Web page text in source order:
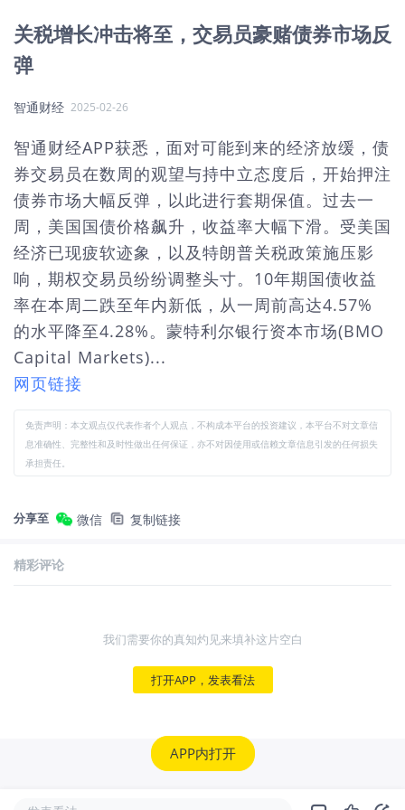
关税增长冲击将至，交易员豪赌债券市场反
弹
智通财经 2025-02-26
智通财经APP获悉，面对可能到来的经济放缓，债
券交易员在数周的观望与持中立态度后，开始押注
债券市场大幅反弹，以此进行套期保值。过去一
周，美国国债价格飙升，收益率大幅下滑。受美国
经济已现疲软迹象，以及特朗普关税政策施压影
响，期权交易员纷纷调整头寸。10年期国债收益
率在本周二跌至年内新低，从一周前高达4.57%
的水平降至4.28%。蒙特利尔银行资本市场(BMO
Capital Markets)...
网页链接
免责声明：本文观点仅代表作者个人观点，不构成本平台的投资建议，本平台不对文章信
息准确性、完整性和及时性做出任何保证，亦不对因使用或信赖文章信息引发的任何损失
承担责任。
分享至 微信 复制链接
精彩评论
我们需要你的真知灼见来填补这片空白
打开APP，发表看法
APP内打开